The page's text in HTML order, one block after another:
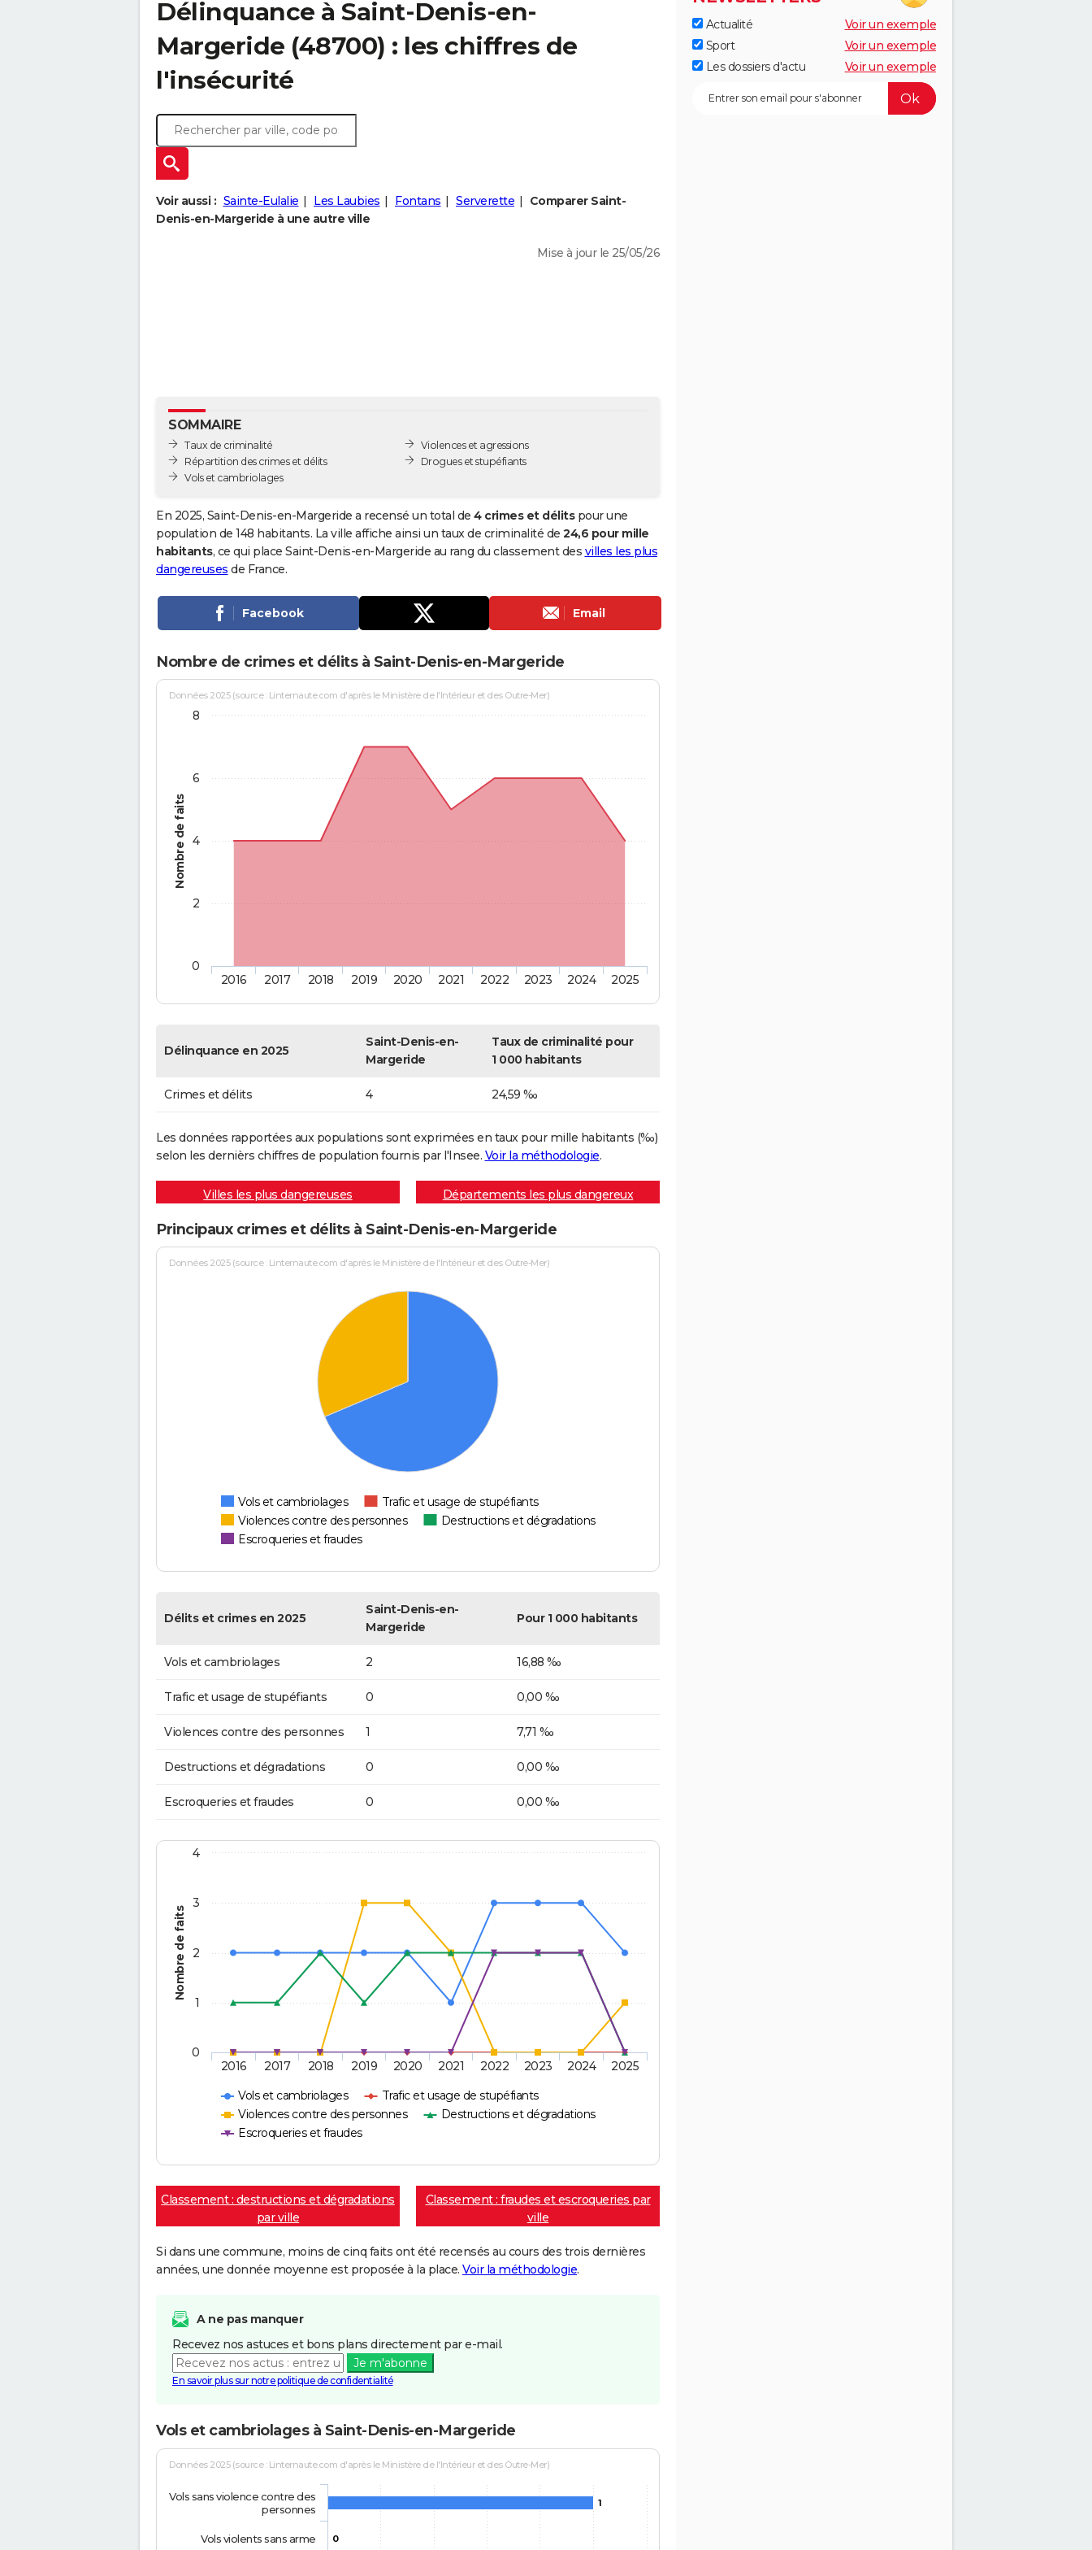
Délinquance à Saint-Denis-en-
Margeride (48700) : les chiffres de
l'insécurité
Voir aussi : Sainte-Eulalie Les Laubies Fontans Serverette
Comparer Saint-
Denis-en-Margeride à une autre ville
Mise à jour le 25/05/26
SOMMAIRE
Taux de criminalité
Répartition des crimes et délits
Vols et cambriolages
Violences et agressions
Drogues et stupéfiants
En 2025, Saint-Denis-en-Margeride a recensé un total de 4 crimes et délitspour une
population de 148 habitants. La ville affiche ainsi un taux de criminalité de 24,6 pour mille
habitants, ce qui place Saint-Denis-en-Margeride au rang du classement des villes les plus
dangereuses de France.
Facebook Email
Nombre de crimes et délits à Saint-Denis-en-Margeride
Nombre de faits
Données 2025 (source : Linternaute.com d'après le Ministère de l'Intérieur et des Outre-Mer)
2016 2017 2018 2019 2020 2021 2022 2023 2024 2025
0
2
4
6
8
Délinquance en 2025
Saint-Denis-en-
Margeride
Taux de criminalité pour
1 000 habitants
Crimes et délits 4 24,59 ‰
Les données rapportées aux populations sont exprimées en taux pour mille habitants (‰)
selon les dernièrs chiffres de population fournis par l'Insee. Voir la méthodologie.
Villes les plus dangereuses Départements les plus dangereux
Principaux crimes et délits à Saint-Denis-en-Margeride
Données 2025 (source : Linternaute.com d'après le Ministère de l'Intérieur et des Outre-Mer)
Vols et cambriolages
Trafic et usage de stupéfiants
Violences contre des personnes
Destructions et dégradations
Escroqueries et fraudes
Délits et crimes en 2025
Saint-Denis-en-
Margeride
Pour 1 000 habitants
Vols et cambriolages 2 16,88 ‰
Trafic et usage de stupéfiants 0 0,00 ‰
Violences contre des personnes 1 7,71 ‰
Destructions et dégradations 0 0,00 ‰
Escroqueries et fraudes 0 0,00 ‰
Nombre de faits
Vols et cambriolages
Trafic et usage de stupéfiants
Violences contre des personnes
Destructions et dégradations
Escroqueries et fraudes
2016 2017 2018 2019 2020 2021 2022 2023 2024 2025
0
1
2
3
4
Classement : destructions et dégradations
par ville
Classement : fraudes et escroqueries par
ville
Si dans une commune, moins de cinq faits ont été recensés au cours des trois dernières
années, une donnée moyenne est proposée à la place. Voir la méthodologie.
A ne pas manquer
Recevez nos astuces et bons plans directement par e-mail.
Je m'abonne
En savoir plus sur notre politique de confidentialité
Vols et cambriolages à Saint-Denis-en-Margeride
Données 2025 (source : Linternaute.com d'après le Ministère de l'Intérieur et des Outre-Mer)
1
0
Vols sans violence contre des
personnes
Vols violents sans arme
Actualité
Voir un exemple
Sport
Voir un exemple
Les dossiers d'actu
Voir un exemple